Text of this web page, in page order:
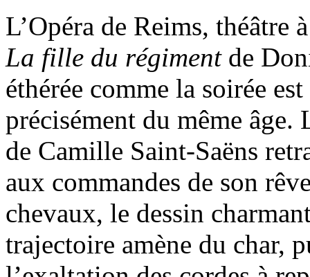
L’Opéra de Reims, théâtre
La fille du régimentde
éthérée comme la soirée
précisément du même
de Camille Saint-Saëns
aux commandes de son
chevaux, le dessin
trajectoire amène du char,